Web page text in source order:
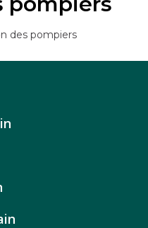
des pompiers